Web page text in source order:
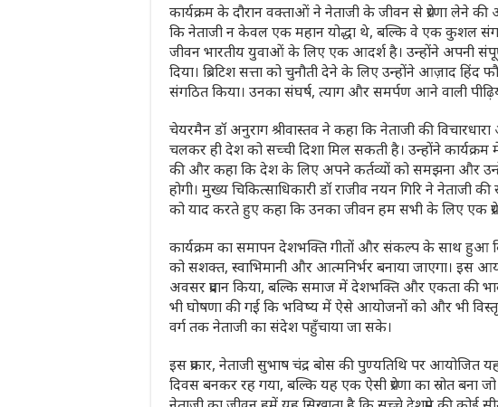
कार्यक्रम के दौरान वक्ताओं ने नेताजी के जीवन से प्रेरणा लेने
कि नेताजी न केवल एक महान योद्धा थे, बल्कि वे एक कुशल
जीवन भारतीय युवाओं के लिए एक आदर्श है। उन्होंने अपनी
दिया। ब्रिटिश सत्ता को चुनौती देने के लिए उन्होंने आज़ाद
संगठित किया। उनका संघर्ष, त्याग और समर्पण आने वाली
चेयरमैन डॉ अनुराग श्रीवास्तव ने कहा कि नेताजी की
चलकर ही देश को सच्ची दिशा मिल सकती है। उन्होंने
की और कहा कि देश के लिए अपने कर्तव्यों को समझना और उन्हें
होगी। मुख्य चिकित्साधिकारी डॉ राजीव नयन गिरि ने नेताजी
को याद करते हुए कहा कि उनका जीवन हम सभी के लिए एक
कार्यक्रम का समापन देशभक्ति गीतों और संकल्प के साथ हुआ
को सशक्त, स्वाभिमानी और आत्मनिर्भर बनाया जाएगा। इस
अवसर प्रदान किया, बल्कि समाज में देशभक्ति और एकता की
भी घोषणा की गई कि भविष्य में ऐसे आयोजनों को और भी
वर्ग तक नेताजी का संदेश पहुँचाया जा सके।
इस प्रकार, नेताजी सुभाष चंद्र बोस की पुण्यतिथि पर आयोजित
दिवस बनकर रह गया, बल्कि यह एक ऐसी प्रेरणा का स्रोत बना